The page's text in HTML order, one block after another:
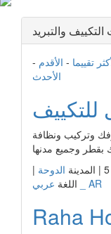
والتبريد
تقييما - الأقدم -
الأحدث
للتكييف
وتركيب ونظافة
بقطر وجميع مدنها
الدوحة |
اللغة عربي _ AR
Raha